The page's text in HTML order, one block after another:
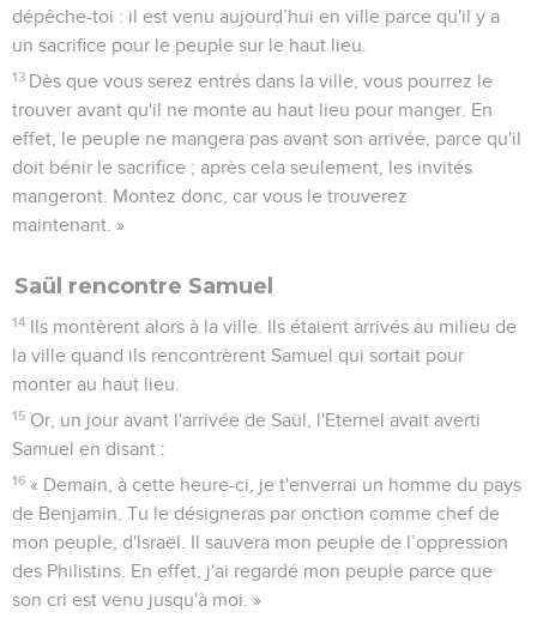
dépêche-toi : il est venu aujourd’hui en ville parce qu'il y a
un sacrifice pour le peuple sur le haut lieu.
13 Dès que vous serez entrés dans la ville, vous pourrez le
trouver avant qu'il ne monte au haut lieu pour manger. En
effet, le peuple ne mangera pas avant son arrivée, parce qu'il
doit bénir le sacrifice ; après cela seulement, les invités
mangeront. Montez donc, car vous le trouverez
maintenant. »
Saül rencontre Samuel
14 Ils montèrent alors à la ville. Ils étaient arrivés au milieu de
la ville quand ils rencontrèrent Samuel qui sortait pour
monter au haut lieu.
15 Or, un jour avant l'arrivée de Saül, l'Eternel avait averti
Samuel en disant :
16 « Demain, à cette heure-ci, je t'enverrai un homme du pays
de Benjamin. Tu le désigneras par onction comme chef de
mon peuple, d'Israël. Il sauvera mon peuple de l’oppression
des Philistins. En effet, j'ai regardé mon peuple parce que
son cri est venu jusqu'à moi. »